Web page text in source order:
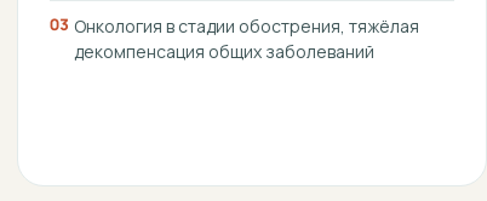
03 Онкология в стадии обострения, тяжёлая
декомпенсация общих заболеваний